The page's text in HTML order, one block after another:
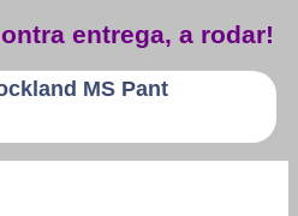
entrega, a rodar!
MS Pant